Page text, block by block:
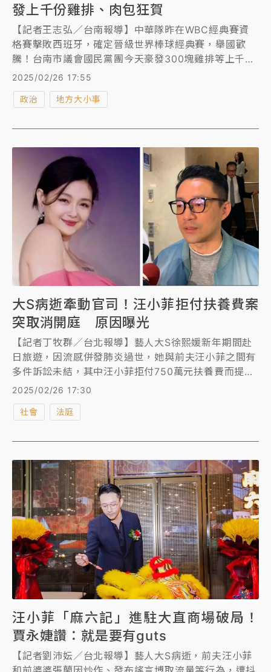
發上千份雞排、肉包狂賀
【記者王志弘／台南報導】中華隊昨在WBC經典賽資
格賽擊敗西班牙，確定晉級世界棒球經典賽，舉國歡
騰！台南市議會國民黨團今天豪發300塊雞排等上千份
美食狂賀，吸引鄉親大排長龍，市長黃偉哲也來共襄盛
2025/02/26 17:55
政治 地方大小事
大S病逝牽動官司！汪小菲拒付扶養費案
突取消開庭 原因曝光
【記者丁牧群／台北報導】藝人大S徐熙媛新年期間赴
日旅遊，因流感併發肺炎過世，她與前夫汪小菲之間有
多件訴訟未結，其中汪小菲拒付750萬元扶養費而提起
的債務人異議之訴，一審判他敗訴，上訴後由高等法院
審理，但原定明天開庭的庭期突然取消，原因是被上訴
人大S死亡，而訴訟承受人尚未確定。
2025/02/26 17:30
社會 法庭
汪小菲「麻六記」進駐大直商場破局！
賈永婕讚：就是要有guts
【記者劉沛妘／台北報導】藝人大S病逝，前夫汪小菲